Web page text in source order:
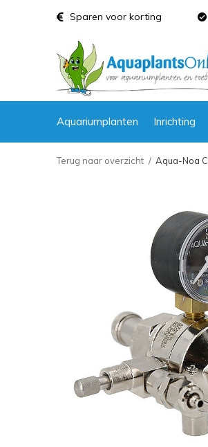
Aquariumplanten Inrichting
Sparen voor korting
Terug naar overzicht Aqua-Noa